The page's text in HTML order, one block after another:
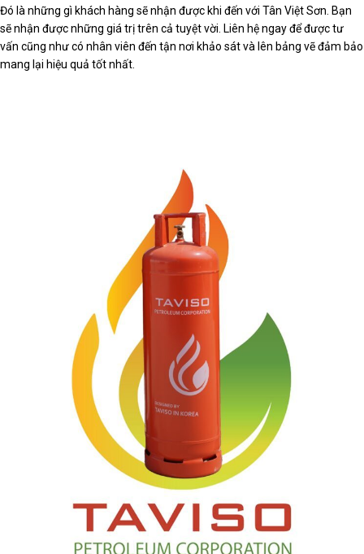
Đó là những gì khách hàng sẽ nhận được khi đến với Tân Việt Sơn. Bạn
sẽ nhận được những giá trị trên cả tuyệt vời. Liên hệ ngay để được tư
vấn cũng như có nhân viên đến tận nơi khảo sát và lên bảng vẽ đảm bảo
mang lại hiệu quả tốt nhất.